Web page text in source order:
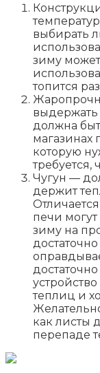
выбирать
зиму
топится
выдержать
должна
магазинах
которую
требуется,
Чугун —
держит
печи
зиму на
теплиц и
как листы
перепаде